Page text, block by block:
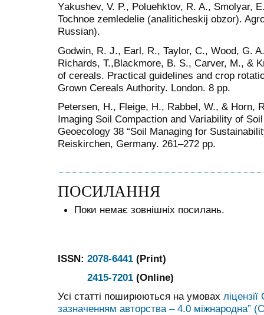
Yаkushev, V. P., Poluehktov, R. A., Smolyar,
Tochnoe zemledelie (analiticheskij obzor).
Russian).
Godwin, R. J., Earl, R., Taylor, C., Wood, G.
Richards, T.,Blackmore, B. S., Carver, M., &
of cereals. Practical guidelines and crop
Grown Cereals Authority. London. 8 pp.
Petersen, H., Fleige, H., Rabbel, W., & Horn,
Imaging Soil Compaction and Variability of
Geoecology 38 “Soil Managing for
Reiskirchen, Gеrmany. 261–272 pp.
ПОСИЛАННЯ
Поки немає зовнішніх посилань.
ISSN: 2078-6441 (Print)
2415-7201 (Online)
Усі статті поширюються на умовах
зазначенням авторства – 4.0 міжнародна”